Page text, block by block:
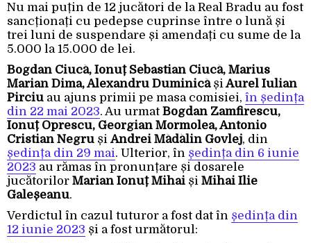
Nu mai puțin de 12 jucători de la Real Bradu au fost
sancționați cu pedepse cuprinse între o lună și
trei luni de suspendare și amendați cu sume de la
5.000 la 15.000 de lei.
Bogdan Ciucă, Ionuț Sebastian Ciucă, Marius
Marian Dima, Alexandru Duminică șiAurel Iulian
Pirciu au ajuns primii pe masa comisiei, în ședința
din 22 mai 2023. Au urmat Bogdan Zamfirescu,
Ionuț Oprescu, Georgian Mormolea, Antonio
Cristian Negru șiAndrei Mădălin Govlej, din
ședința din 29 mai. Ulterior, în ședința din 6 iunie
2023 au rămas în pronunțare și dosarele
jucătorilor Marian Ionuț Mihai și Mihai Ilie
Galeșeanu.
Verdictul în cazul tuturor a fost dat în ședința din
12 iunie 2023 și a fost următorul: